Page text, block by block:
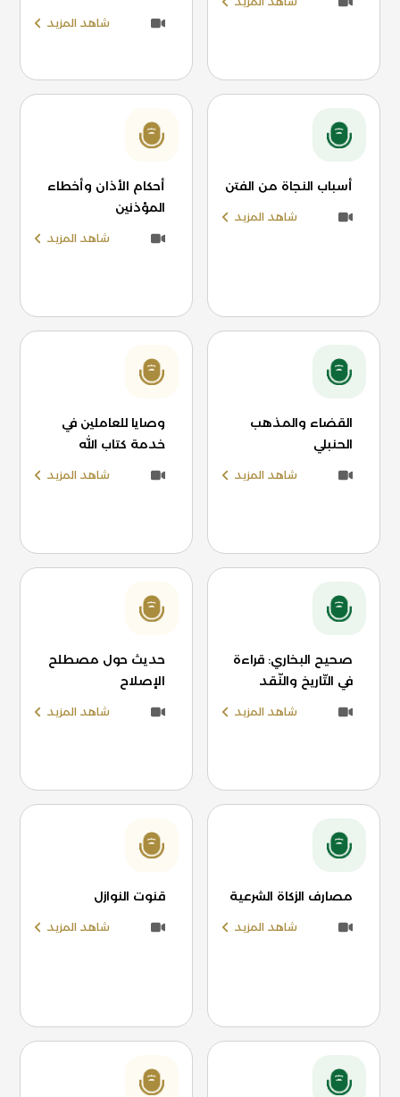
شاهد المزيد
أسباب النجاة من الفتن
شاهد المزيد
أحكام الأذان وأخطاء
المؤذنين
شاهد المزيد
القضاء والمذهب
الحنبلي
شاهد المزيد
وصايا للعاملين في
خدمة كتاب الله
شاهد المزيد
صحيح البخاري: قراءة
في التّاريخ والنّقد
شاهد المزيد
حديث حول مصطلح
الإصلاح
شاهد المزيد
مصارف الزكاة الشرعية
شاهد المزيد
قنوت النوازل
شاهد المزيد